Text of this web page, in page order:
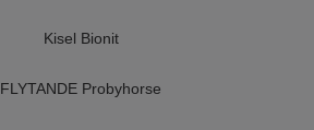
Kisel Bionit
FLYTANDE Probyhorse